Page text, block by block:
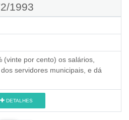
1993
(vinte por cento) os salários,
servidores municipais, e dá
DETALHES